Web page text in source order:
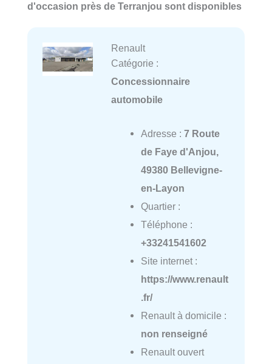
d'occasion près de Terranjou sont disponibles
Renault
Catégorie :
Concessionnaire
automobile
Adresse : 7 Route
de Faye d'Anjou,
49380 Bellevigne-
en-Layon
Quartier :
Téléphone :
+33241541602
Site internet :
https://www.renault
.fr/
Renault à domicile :
non renseigné
Renault ouvert